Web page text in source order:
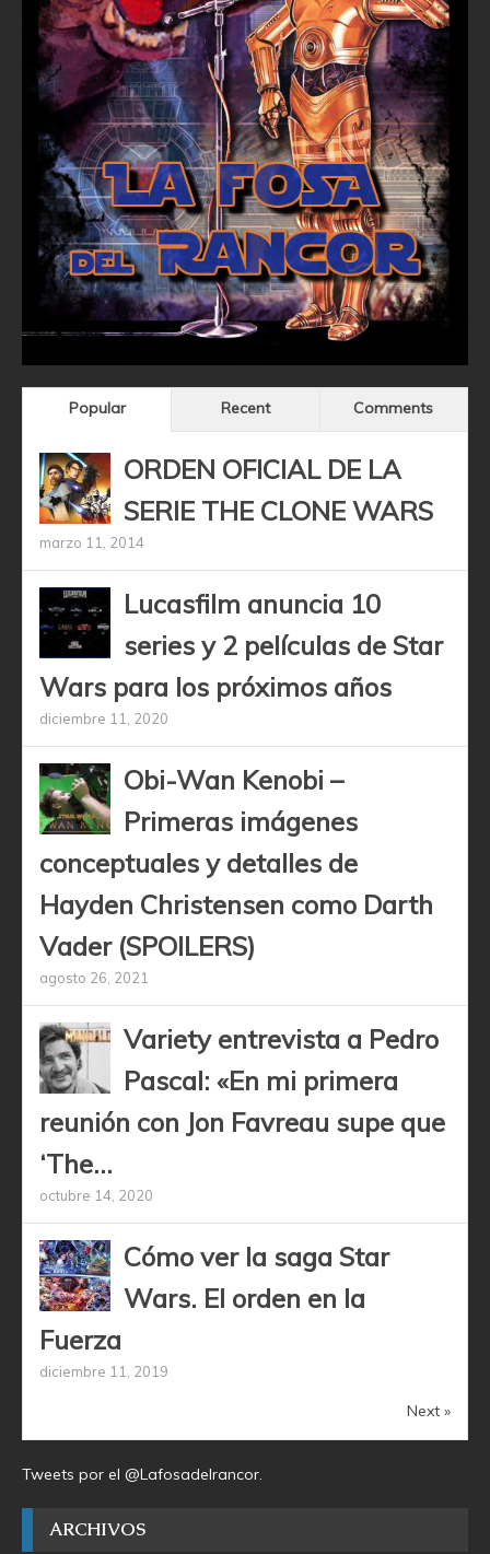
Popular Recent Comments
ORDEN OFICIAL DE LA
SERIE THE CLONE WARS
marzo 11, 2014
Lucasfilm anuncia 10
series y 2 películas de Star
Wars para los próximos años
diciembre 11, 2020
Obi-Wan Kenobi –
Primeras imágenes
conceptuales y detalles de
Hayden Christensen como Darth
Vader (SPOILERS)
agosto 26, 2021
Variety entrevista a Pedro
Pascal: «En mi primera
reunión con Jon Favreau supe que
‘The...
octubre 14, 2020
Cómo ver la saga Star
Wars. El orden en la
Fuerza
diciembre 11, 2019
Next »
Tweets por el @Lafosadelrancor.
ARCHIVOS